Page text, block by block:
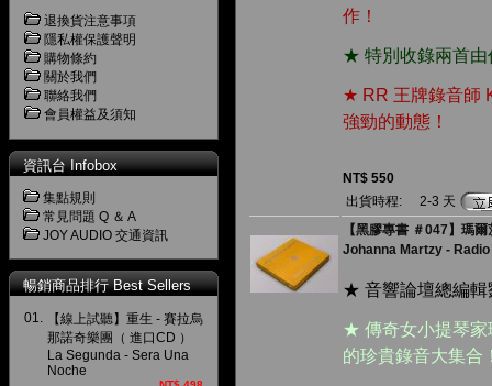
退換貨注意事項
隱私權保護聲明
購物條約
關於我們
聯絡我們
會員權益及須知
資訊台 Infobox
集點規則
常見問題 Q ＆ A
JOY AUDIO 交通資訊
暢銷商品排行 Best Sellers
01.
【線上試聽】重生 - 賽拉烏
那諾奇樂團（ 進口CD ）
La Segunda - Sera Una
Noche
作！
★ 特別收錄兩首由
★ RR 王牌錄音師
強勁的動態！
NT$ 550
出貨時程:
2-3 天
【黑膠專書 ＃047】瑪
Johanna Martzy -
★ 音響論壇總編輯
★ 傳奇女小提琴家
的珍貴錄音大集合